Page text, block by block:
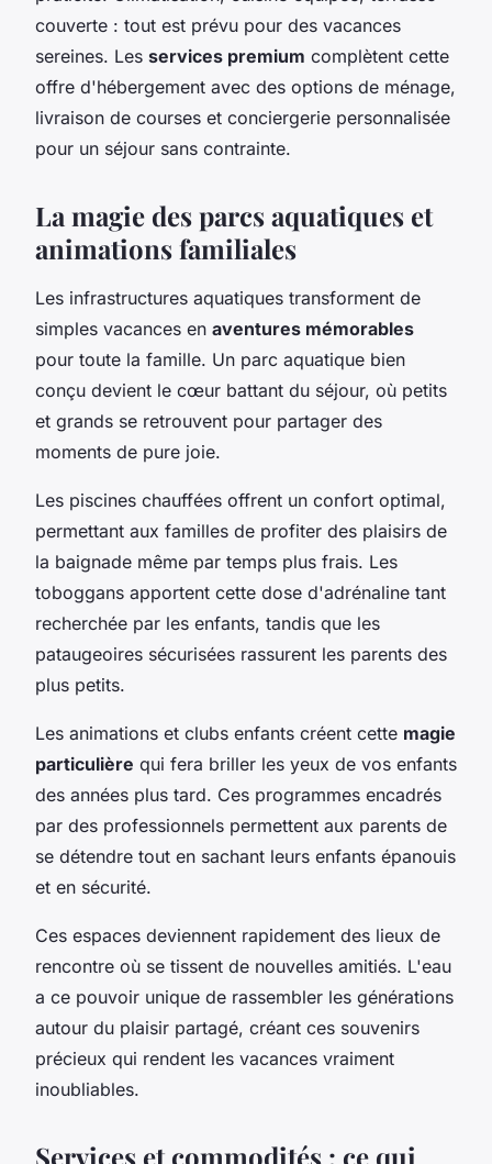
couverte : tout est prévu pour des vacances
sereines. Les services premium complètent cette
offre d'hébergement avec des options de ménage,
livraison de courses et conciergerie personnalisée
pour un séjour sans contrainte.
La magie des parcs aquatiques et
animations familiales
Les infrastructures aquatiques transforment de
simples vacances en aventures mémorables
pour toute la famille. Un parc aquatique bien
conçu devient le cœur battant du séjour, où petits
et grands se retrouvent pour partager des
moments de pure joie.
Les piscines chauffées offrent un confort optimal,
permettant aux familles de profiter des plaisirs de
la baignade même par temps plus frais. Les
toboggans apportent cette dose d'adrénaline tant
recherchée par les enfants, tandis que les
pataugeoires sécurisées rassurent les parents des
plus petits.
Les animations et clubs enfants créent cette magie
particulière qui fera briller les yeux de vos enfants
des années plus tard. Ces programmes encadrés
par des professionnels permettent aux parents de
se détendre tout en sachant leurs enfants épanouis
et en sécurité.
Ces espaces deviennent rapidement des lieux de
rencontre où se tissent de nouvelles amitiés. L'eau
a ce pouvoir unique de rassembler les générations
autour du plaisir partagé, créant ces souvenirs
précieux qui rendent les vacances vraiment
inoubliables.
Services et commodités : ce qui